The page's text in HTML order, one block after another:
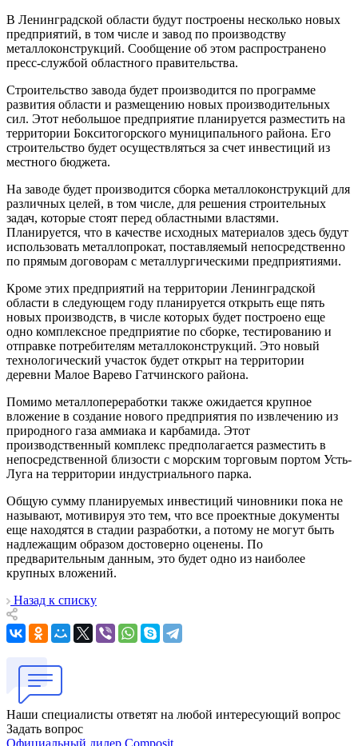
В Ленинградской области будут построены несколько новых
предприятий, в том числе и завод по производству
металлоконструкций. Сообщение об этом распространено
пресс-службой областного правительства.
Строительство завода будет производится по программе
развития области и размещению новых производительных
сил. Этот небольшое предприятие планируется разместить на
территории Бокситогорского муниципального района. Его
строительство будет осуществляться за счет инвестиций из
местного бюджета.
На заводе будет производится сборка металлоконструкций для
различных целей, в том числе, для решения строительных
задач, которые стоят перед областными властями.
Планируется, что в качестве исходных материалов здесь будут
использовать металлопрокат, поставляемый непосредственно
по прямым договорам с металлургическими предприятиями.
Кроме этих предприятий на территории Ленинградской
области в следующем году планируется открыть еще пять
новых производств, в числе которых будет построено еще
одно комплексное предприятие по сборке, тестированию и
отправке потребителям металлоконструкций. Это новый
технологический участок будет открыт на территории
деревни Малое Варево Гатчинского района.
Помимо металлопереработки также ожидается крупное
вложение в создание нового предприятия по извлечению из
природного газа аммиака и карбамида. Этот
производственный комплекс предполагается разместить в
непосредственной близости с морским торговым портом Усть-
Луга на территории индустриального парка.
Общую сумму планируемых инвестиций чиновники пока не
называют, мотивируя это тем, что все проектные документы
еще находятся в стадии разработки, а потому не могут быть
надлежащим образом достоверно оценены. По
предварительным данным, это будет одно из наиболее
крупных вложений.
Назад к списку
Наши специалисты ответят на любой интересующий вопрос
Задать вопрос
Официальный дилер Composit